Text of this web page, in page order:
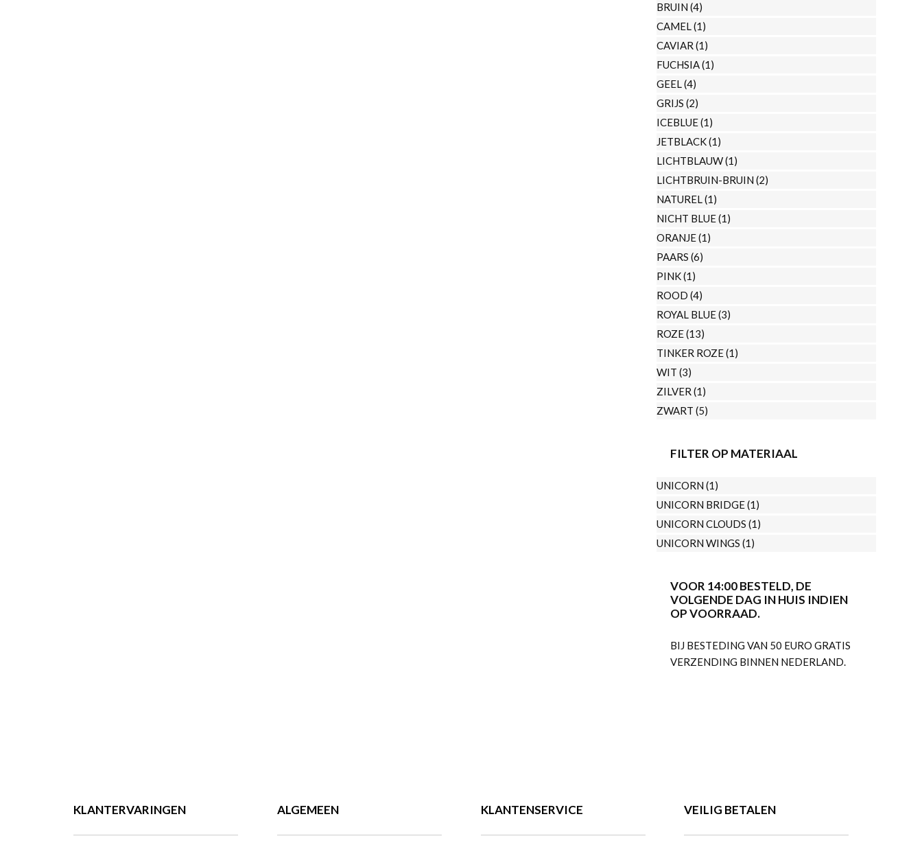
BRUIN (4)
CAMEL(1)
CAVIAR (1)
FUCHSIA(1)
GEEL(4)
GRIJS (2)
ICEBLUE(1)
JETBLACK(1)
LICHTBLAUW(1)
LICHTBRUIN-BRUIN (2)
NATUREL(1)
NICHT BLUE(1)
ORANJE(1)
PAARS (6)
PINK(1)
ROOD (4)
ROYAL BLUE(3)
ROZE(13)
TINKER ROZE(1)
WIT (3)
ZILVER (1)
ZWART (5)
FILTER OP MATERIAAL
UNICORN (1)
UNICORN BRIDGE(1)
UNICORN CLOUDS (1)
UNICORN WINGS (1)
VOOR 14:00 BESTELD, DE
VOLGENDE DAG IN HUIS INDIEN
OP VOORRAAD.
BIJ BESTEDING VAN 50 EURO GRATIS
VERZENDING BINNEN NEDERLAND.
KLANTERVARINGEN ALGEMEEN KLANTENSERVICE VEILIG BETALEN